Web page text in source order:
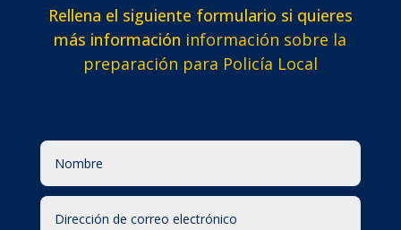
Rellena el siguiente formulario si quieres
más información información sobre la
preparación para Policía Local